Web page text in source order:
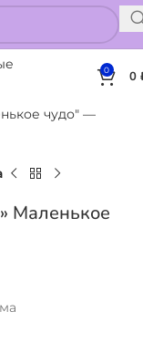
0 0
Маленькое